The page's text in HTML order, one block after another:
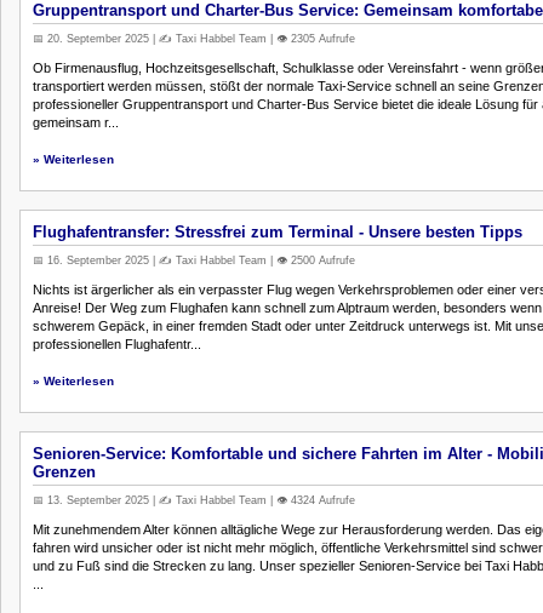
Gruppentransport und Charter-Bus Service: Gemeinsam
📅 20. September 2025 | ✍️ Taxi Habbel Team | 👁️ 2305 Aufrufe
Ob Firmenausflug, Hochzeitsgesellschaft, Schulklasse oder Vereinsfahrt - wenn
transportiert werden müssen, stößt der normale Taxi-Service schnell an seine
professioneller Gruppentransport und Charter-Bus Service bietet die ideale Lösung für
gemeinsam r...
» Weiterlesen
Flughafentransfer: Stressfrei zum Terminal - Unsere besten Tipps
📅 16. September 2025 | ✍️ Taxi Habbel Team | 👁️ 2500 Aufrufe
Nichts ist ärgerlicher als ein verpasster Flug wegen Verkehrsproblemen oder einer
Anreise! Der Weg zum Flughafen kann schnell zum Alptraum werden, besonders
schwerem Gepäck, in einer fremden Stadt oder unter Zeitdruck unterwegs ist. Mit
professionellen Flughafentr...
» Weiterlesen
Senioren-Service: Komfortable und sichere Fahrten im Alter -
Grenzen
📅 13. September 2025 | ✍️ Taxi Habbel Team | 👁️ 4324 Aufrufe
Mit zunehmendem Alter können alltägliche Wege zur Herausforderung werden. Das
fahren wird unsicher oder ist nicht mehr möglich, öffentliche Verkehrsmittel sind
und zu Fuß sind die Strecken zu lang. Unser spezieller Senioren-Service bei Taxi